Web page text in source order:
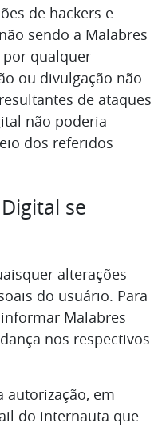
de hackers e
sendo a Malabres
por qualquer
ou divulgação não
de ataques
não poderia
dos referidos
se
alterações
do usuário. Para
Malabres
nos respectivos
autorização, em
do internauta que